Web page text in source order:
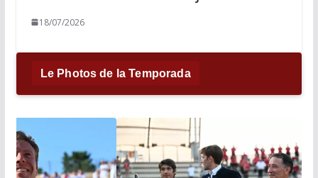
18/07/2026
Le Photos de la Temporada